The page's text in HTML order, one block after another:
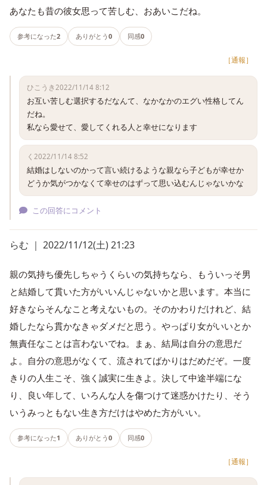
あなたも昔の彼女思って苦しむ、おあいこだね。
参考になった2 ありがとう 0 同感0
［通報］
ひこうき 2022/11/14 8:12
お互い苦しむ選択するだなんて、なかなかのエグい性格してん
だね。
私なら愛せて、愛してくれる人と幸せになります
く 2022/11/14 8:52
結婚はしないのかって言い続けるような親なら子どもが幸せか
どうか気がつかなくて幸せのはずって思い込むんじゃないかな
この回答にコメント
らむ ｜ 2022/11/12(土) 21:23
親の気持ち優先しちゃうくらいの気持ちなら、もういっそ男
と結婚して貫いた方がいいんじゃないかと思います。本当に
好きならそんなこと考えないもの。そのかわりだけれど、結
婚したなら貫かなきゃダメだと思う。やっぱり女がいいとか
無責任なことは言わないでね。まぁ、結局は自分の意思だ
よ。自分の意思がなくて、流されてばかりはだめだぞ。一度
きりの人生こそ、強く誠実に生きよ。決して中途半端にな
り、良い年して、いろんな人を傷つけて迷惑かけたり、そう
いうみっともない生き方だけはやめた方がいい。
参考になった1 ありがとう 0 同感0
［通報］